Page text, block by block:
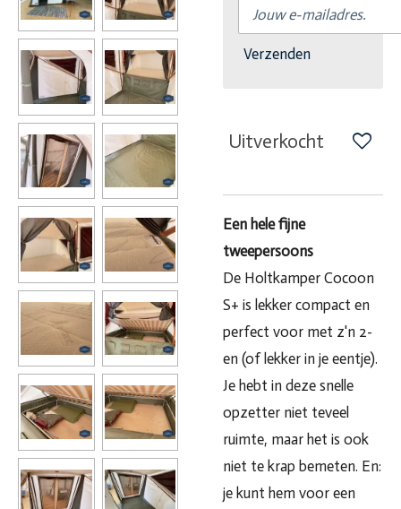
Verzenden
Uitverkocht
Een hele fijne
tweepersoons
De Holtkamper Cocoon
S+ is lekker compact en
perfect voor met z'n 2-
en (of lekker in je eentje).
Je hebt in deze snelle
opzetter niet teveel
ruimte, maar het is ook
niet te krap bemeten. En:
je kunt hem voor een